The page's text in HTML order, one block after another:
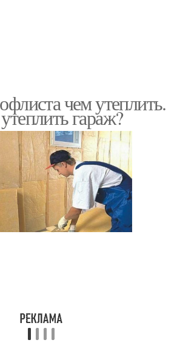
чем утеплить.
гараж?